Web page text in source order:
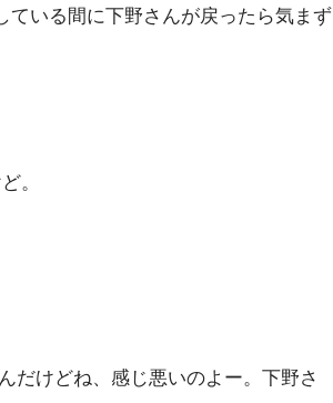
ている間に下野さんが戻ったら気まず
。
だけどね、感じ悪いのよー。下野さ